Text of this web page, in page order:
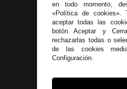
623
Atendemos
955 44 45 43/
en todo momento,
«Política de cookies».
aceptar todas las
botón Aceptar y
rechazarlas todas o
de las cookies
Configuración.